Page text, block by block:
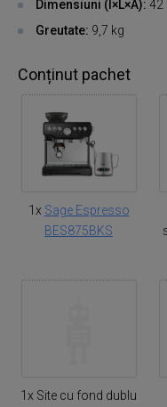
Dimensiuni (Î×L×A): 42
Greutate: 9,7 kg
Conținut pachet
1x Sage Espresso
BES875BKS
1x Site cu fond dublu